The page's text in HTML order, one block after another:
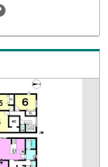
ます。・キッズ
時30分 （定休日:
わせがスムーズ
ッチ！もしくは